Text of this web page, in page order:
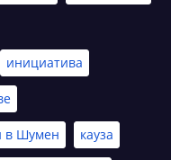
инициатива
в Шумен кауза